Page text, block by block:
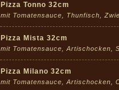
Pizza Tonno 32cm
mit Tomatensauce, Thunfisch,
Pizza Mista 32cm
mit Tomatensauce, Artischocken,
Pizza Milano 32cm
mit Tomatensauce, Artischocken,